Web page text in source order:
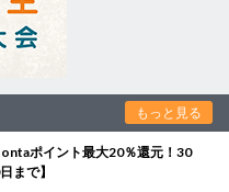
もっと見る
ポイント最大20％還元！30
まで】